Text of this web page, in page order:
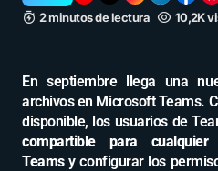
2 minutos de lectura 10,2K
En septiembre llega una
archivos en Microsoft Teams.
disponible, los usuarios de
compartible para
Teamsy configurar los